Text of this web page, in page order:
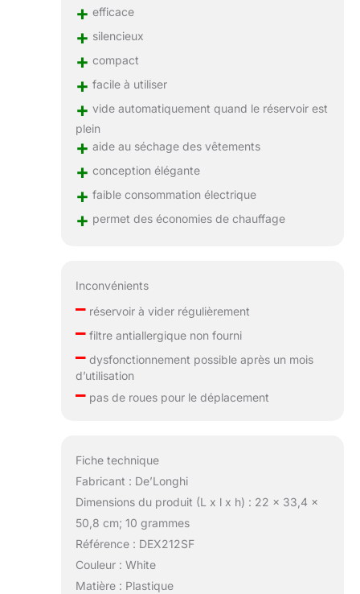
+ efficace
+ silencieux
+ compact
+ facile à utiliser
+ vide automatiquement quand le réservoir est
plein
+ aide au séchage des vêtements
+ conception élégante
+ faible consommation électrique
+ permet des économies de chauffage
Inconvénients
–réservoir à vider régulièrement
–filtre antiallergique non fourni
–dysfonctionnement possible après un mois
d’utilisation
–pas de roues pour le déplacement
Fiche technique
Fabricant : De’Longhi
Dimensions du produit (L x l x h) : 22 x 33,4 x
50,8 cm; 10 grammes
Référence : DEX212SF
Couleur : White
Matière : Plastique